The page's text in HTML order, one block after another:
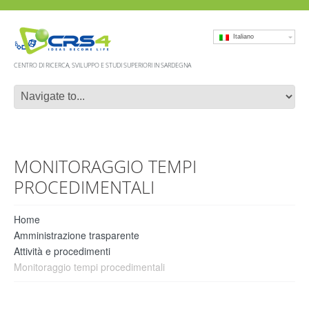
CENTRO DI RICERCA, SVILUPPO E STUDI SUPERIORI IN SARDEGNA
MONITORAGGIO TEMPI
PROCEDIMENTALI
Home
Amministrazione trasparente
Attività e procedimenti
Monitoraggio tempi procedimentali